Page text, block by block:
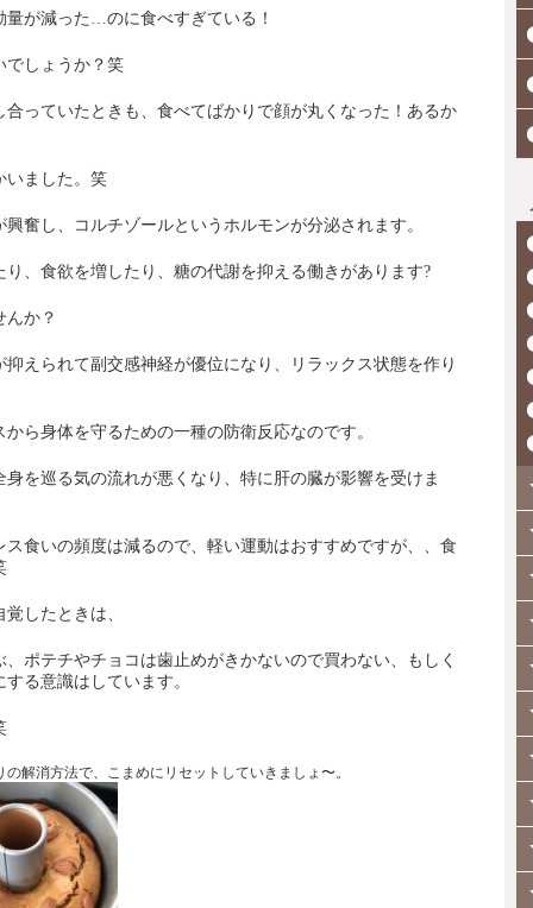
が減った…のに食べすぎている！
でしょうか？笑
っていたときも、食べてばかりで顔が丸くなった！あるか
いました。笑
奮し、コルチゾールというホルモンが分泌されます。
、食欲を増したり、糖の代謝を抑える働きがあります?
んか？
えられて副交感神経が優位になり、リラックス状態を作り
ら身体を守るための一種の防衛反応なのです。
を巡る気の流れが悪くなり、特に肝の臓が影響を受けま
食いの頻度は減るので、軽い運動はおすすめですが、、食
したときは、
ポテチやチョコは歯止めがきかないので買わない、もしく
る意識はしています。
解消方法で、こまめにリセットしていきましょ〜。